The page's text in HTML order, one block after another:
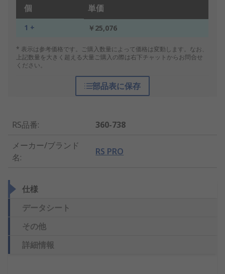
個 単価
1 + ￥25,076
* 表示は参考価格です。ご購入数量によって価格は変動します。なお、
上記数量を大きく超える大量ご購入の際は右下チャットからお問合せ
ください。
部品表に保存
RS品番:
360-738
メーカー/ブランド
名:
RS PRO
仕様
データシート
その他
詳細情報